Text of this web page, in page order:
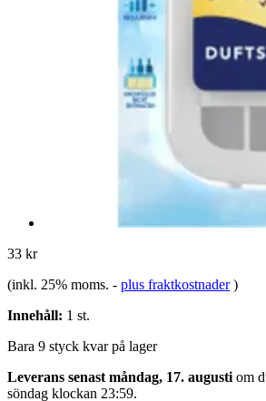
33 kr
(inkl. 25% moms. - plus fraktkostnader )
Innehåll: 1 st.
Bara 9 styck kvar på lager
Leverans senast måndag, 17. augusti om
söndag klockan 23:59.